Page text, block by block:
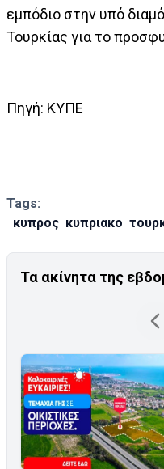
εμπόδιο στην υπό
Τουρκίας για το
Πηγή: ΚΥΠΕ
Tags:
κυπρος κυπριακο
Τα ακίνητα της